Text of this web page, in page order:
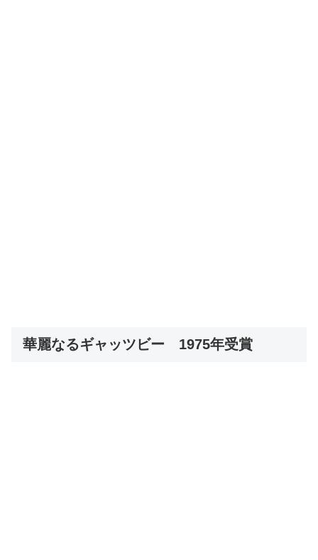
華麗なるギャッツビー 1975年受賞